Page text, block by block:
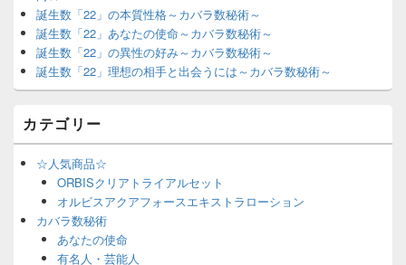
誕生数「22」の本質性格～カバラ数秘術～
誕生数「22」あなたの使命～カバラ数秘術～
誕生数「22」の異性の好み～カバラ数秘術～
誕生数「22」理想の相手と出会うには～カバラ数秘術～
カテゴリー
☆人気商品☆
ORBISクリアトライアルセット
オルビスアクアフォースエキストラローション
カバラ数秘術
あなたの使命
有名人・芸能人